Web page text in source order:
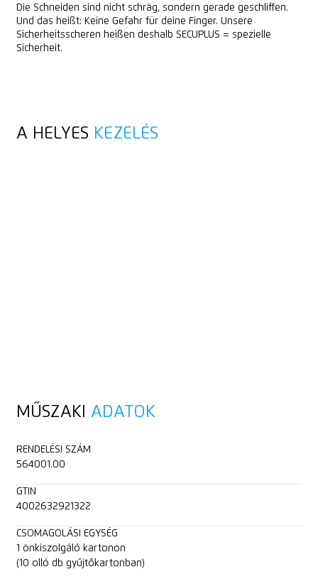
Die Schneiden sind nicht schräg, sondern gerade geschliffen.
Und das heißt: Keine Gefahr für deine Finger. Unsere
Sicherheitsscheren heißen deshalb SECUPLUS = spezielle
Sicherheit.
A HELYES KEZELÉS
MŰSZAKI ADATOK
RENDELÉSI SZÁM
564001.00
GTIN
4002632921322
CSOMAGOLÁSI EGYSÉG
1 önkiszolgáló kartonon
(10 olló db gyűjtőkartonban)